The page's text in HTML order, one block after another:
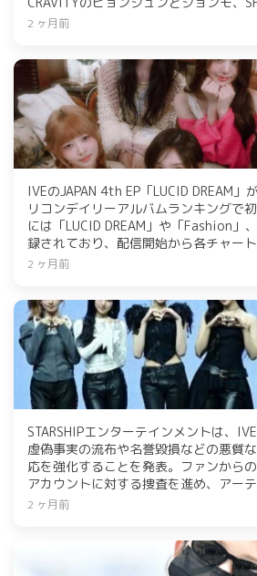
が出席しました。ファン・ミンヒョンは
2 ヶ月前
IVEのJAPAN 4th EP「LUCID DREAM
リコンデイリーアルバムランキングで
には「LUCID DREAM」や「Fashion」
録されており、配信開始から各チャー
る。また、IVEはワールドツアー「
2 ヶ月前
STARSHIPエンターテインメントは、
虚偽事実の流布や名誉毀損などの悪質
応を強化することを発表。ファンから
アカウントに対する捜査を進め、アー
を守るための断固たる措置を講じると強
2 ヶ月前